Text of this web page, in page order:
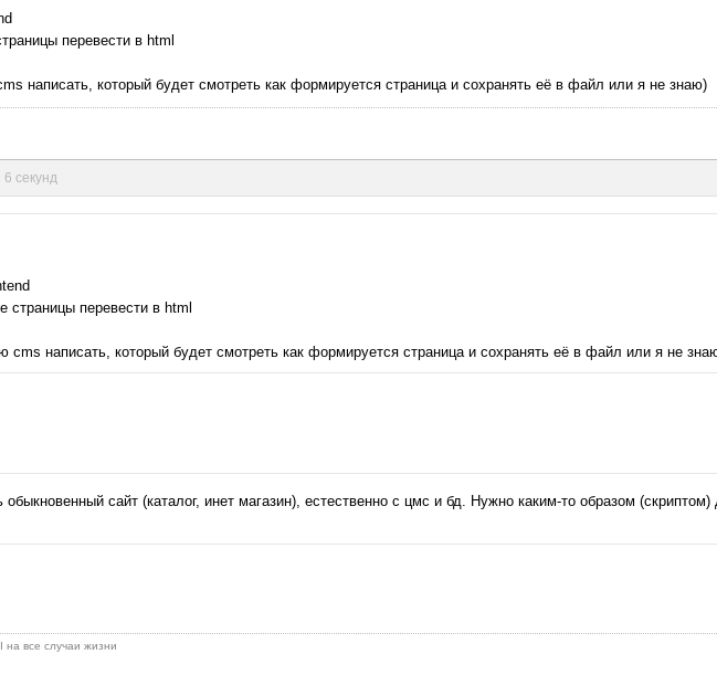
перевести в html
написать, который будет смотреть как формируется страница и сохранять её в файл или я не знаю)
6 секунд
перевести в html
cms написать, который будет смотреть как формируется страница и сохранять её в файл или я не
сайт (каталог, инет магазин), естественно с цмс и бд. Нужно каким-то образом (скриптом)
все случаи жизни